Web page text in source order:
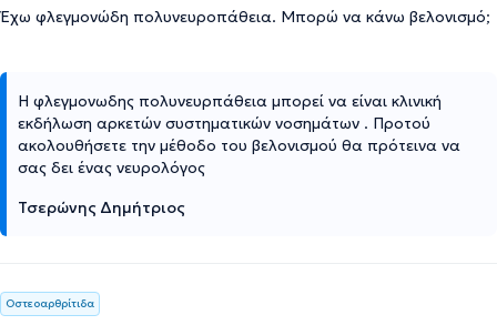
Έχω φλεγμονώδη πολυνευροπάθεια. Μπορώ να κάνω βελονισμό;
Η φλεγμονωδης πολυνευρπάθεια μπορεί να είναι κλινική
εκδήλωση αρκετών συστηματικών νοσημάτων . Προτού
ακολουθήσετε την μέθοδο του βελονισμού θα πρότεινα να
σας δει ένας νευρολόγος
Τσερώνης Δημήτριος
Οστεοαρθρίτιδα